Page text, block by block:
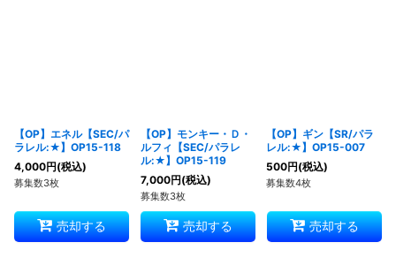
【OP】エネル【SEC/パ
ラレル:★】OP15-118
4,000円(税込)
募集数3枚
売却する
【OP】モンキー・Ｄ・
ルフィ【SEC/パラレ
ル:★】OP15-119
7,000円(税込)
募集数3枚
売却する
【OP】ギン【SR/パラ
レル:★】OP15-007
500円(税込)
募集数4枚
売却する